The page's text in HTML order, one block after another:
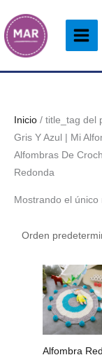
al
contenido
Inicio / title_tag del
Gris Y Azul | Mi
Alfombras De
Redonda
Mostrando el único
Alfombra